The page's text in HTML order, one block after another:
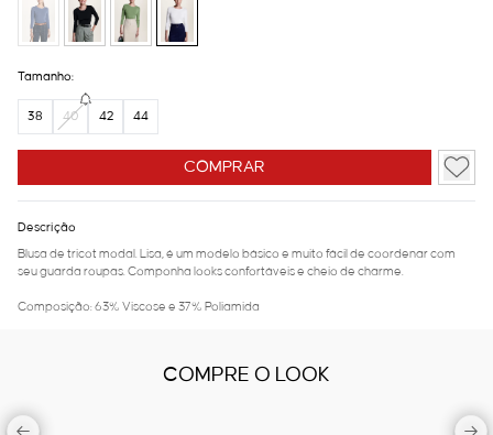
COMPRAR
Tamanho:
38 40 42 44
Descrição
Blusa de tricot modal. Lisa, é um modelo básico e muito fácil de coordenar com
seu guarda roupas. Componha looks confortáveis e cheio de charme.
Composição: 63% Viscose e 37% Poliamida
COMPRE O LOOK